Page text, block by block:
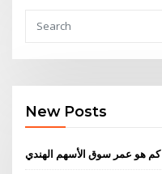
New Posts
كم هو عمر سوق الأسهم الهندي